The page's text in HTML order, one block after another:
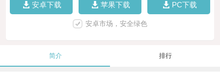
安卓下载 苹果下载 PC下载
安卓市场，安全绿色
简介 排行